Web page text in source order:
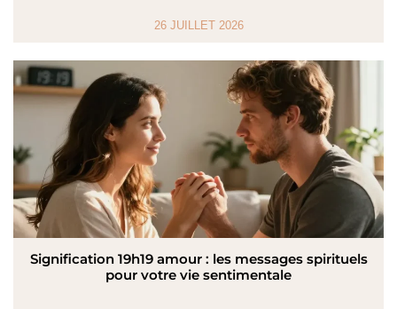
26 JUILLET 2026
Signification 19h19 amour : les messages spirituels
pour votre vie sentimentale